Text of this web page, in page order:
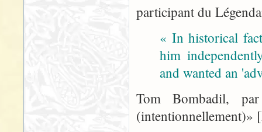
participant du
« In historical
him
and wanted an
Tom Bombadil,
(intentionnellement)»